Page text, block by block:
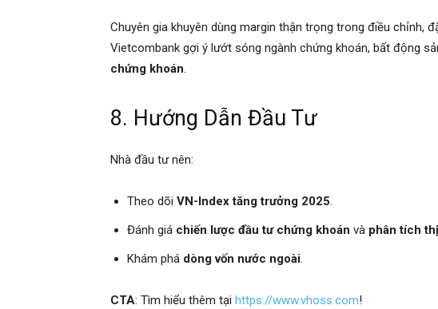
Chuyên gia khuyên dùng margin thận trọng trong điều chỉnh,
Vietcombank gợi ý lướt sóng ngành chứng khoán, bất động
chứng khoán.
8. Hướng Dẫn Đầu Tư
Nhà đầu tư nên:
Theo dõi VN-Index tăng trưởng 2025.
Đánh giá chiến lược đầu tư chứng khoán và phân tích
Khám phá dòng vốn nước ngoài.
CTA: Tìm hiểu thêm tại https://www.vhoss.com!